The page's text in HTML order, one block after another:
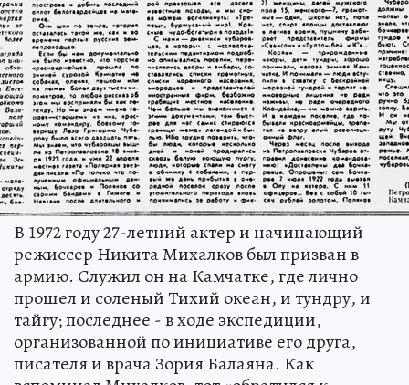
В 1972 году 27-летний актер и начинающий
режиссер Никита Михалков был призван в
армию. Служил он на Камчатке, где лично
прошел и соленый Тихий океан, и тундру, и
тайгу; последнее - в ходе экспедиции,
организованной по инициативе его друга,
писателя и врача Зория Балаяна. Как